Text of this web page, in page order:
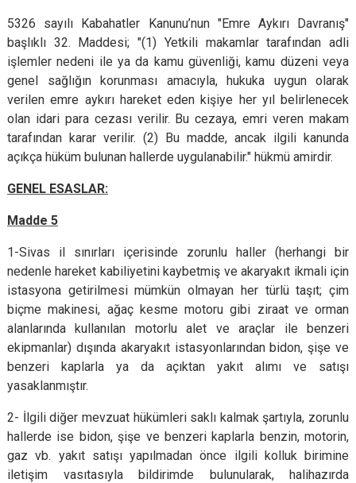
5326 sayılı Kabahatler Kanunu’nun "Emre Aykırı Davranış"
başlıklı 32. Maddesi; "(1) Yetkili makamlar tarafından adli
işlemler nedeni ile ya da kamu güvenliği, kamu düzeni veya
genel sağlığın korunması amacıyla, hukuka uygun olarak
verilen emre aykırı hareket eden kişiye her yıl belirlenecek
olan idari para cezası verilir. Bu cezaya, emri veren makam
tarafından karar verilir. (2) Bu madde, ancak ilgili kanunda
açıkça hüküm bulunan hallerde uygulanabilir." hükmü amirdir.
GENEL ESASLAR:
Madde 5
1-Sivas il sınırları içerisinde zorunlu haller (herhangi bir
nedenle hareket kabiliyetini kaybetmiş ve akaryakıt ikmali için
istasyona getirilmesi mümkün olmayan her türlü taşıt; çim
biçme makinesi, ağaç kesme motoru gibi ziraat ve orman
alanlarında kullanılan motorlu alet ve araçlar ile benzeri
ekipmanlar) dışında akaryakıt istasyonlarından bidon, şişe ve
benzeri kaplarla ya da açıktan yakıt alımı ve satışı
yasaklanmıştır.
2- İlgili diğer mevzuat hükümleri saklı kalmak şartıyla, zorunlu
hallerde ise bidon, şişe ve benzeri kaplarla benzin, motorin,
gaz vb. yakıt satışı yapılmadan önce ilgili kolluk birimine
iletişim vasıtasıyla bildirimde bulunularak, halihazırda